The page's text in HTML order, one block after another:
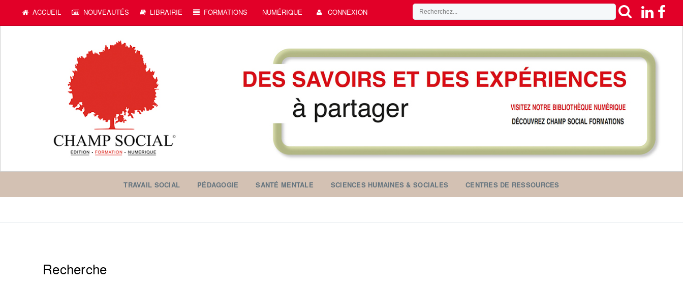
ACCUEIL NOUVEAUTÉS LIBRAIRIE FORMATIONS NUMÉRIQUE CONNEXION
TRAVAIL SOCIAL PÉDAGOGIE SANTÉ MENTALE SCIENCES HUMAINES & SOCIALES CENTRES DE RESSOURCES
Recherche